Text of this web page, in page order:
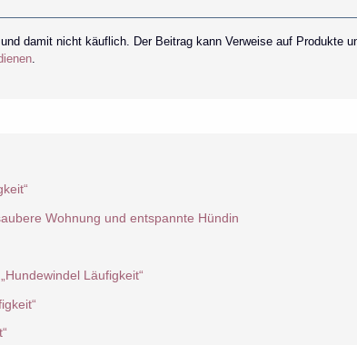
damit nicht käuflich. Der Beitrag kann Verweise auf Produkte
.
Wohnung und entspannte Hündin
Läufigkeit“